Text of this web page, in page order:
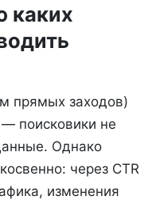
каких
прямых заходов)
поисковики не
Однако
через CTR
изменения